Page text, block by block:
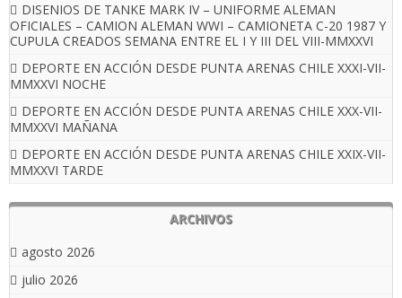
DISENIOS DE TANKE MARK IV – UNIFORME ALEMAN
OFICIALES – CAMION ALEMAN WWI – CAMIONETA C-20 1987 Y
CUPULA CREADOS SEMANA ENTRE EL I Y III DEL VIII-MMXXVI
DEPORTE EN ACCIÓN DESDE PUNTA ARENAS CHILE XXXI-VII-
MMXXVI NOCHE
DEPORTE EN ACCIÓN DESDE PUNTA ARENAS CHILE XXX-VII-
MMXXVI MAÑANA
DEPORTE EN ACCIÓN DESDE PUNTA ARENAS CHILE XXIX-VII-
MMXXVI TARDE
ARCHIVOS
agosto 2026
julio 2026